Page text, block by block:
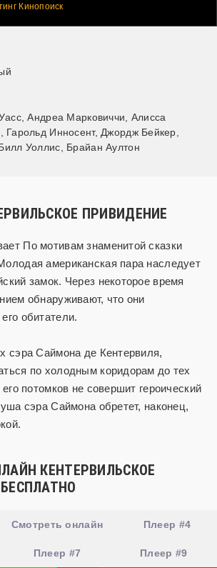
Кинопоиск
,Андреа Марковиччи
Алисса
Гарольд Инносент, Джордж Бейкер
Уоллис Брайан Аултон
ПРИВИДЕНИЕ
По мотивам знаменитой сказки
американская пара наследует
замок. Через некоторое время
обнаруживают, что они
обитатели.
сэра Саймона де Кентервиля,
по холодным коридорам до тех
потомков не совершит героический
сэра Саймона обретет, наконец,
КЕНТЕРВИЛЬСКОЕ
Смотреть онлайн Плеер #4
Плеер #7 Плеер #9